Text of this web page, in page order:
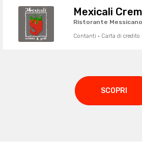
Mexicali
Ristorante Messicano
Contanti · Carta di credito
SCOPRI